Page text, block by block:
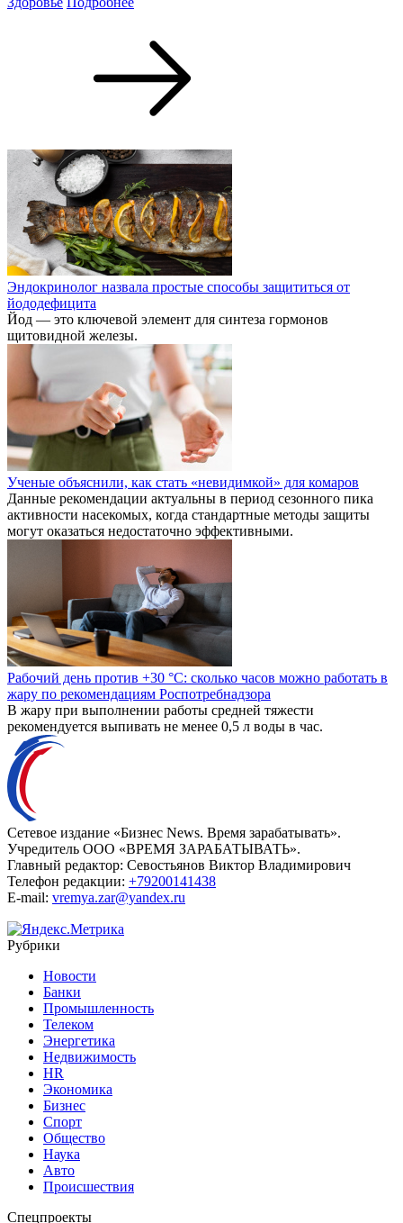
СТТ вывела в сегмент магистральных перевозок тягач на СПГ
«Валдай 45 LNG», сделав ставку на один из главных запросов
рынка грузоперевозок — снижение стоимости эксплуатации.
Бизнес интервью
Подробнее
«Стало понятно, что ситуацию нужно оперативно менять»
колонке на «Бизнес News» — какие шаги были предприняты,
чтобы вывести предприятие из сложной ситуации, и как
сохранять спокойствие в непростые времена
«Мы не меняли подход». Зампред НБД-Банка о работе с
бизнесом в период высоких ставок
Евгений Максаков ответил на вопросы нижегородских
предпринимателей
Главное направление - работа с бизнесом. НБД-Банк подвел
итоги года
В 2023 году банк нарастил кредитный портфель на треть
Здоровье Подробнее